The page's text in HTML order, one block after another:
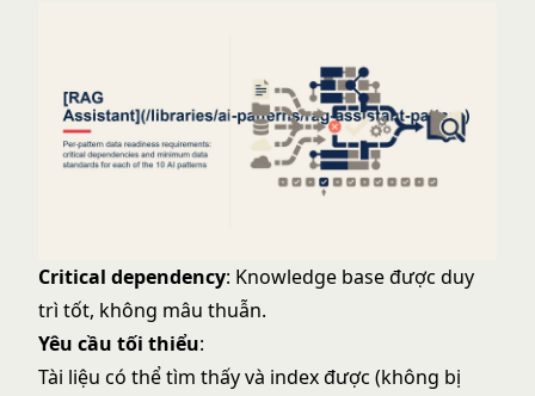
Critical dependency: Knowledge base được duy
trì tốt, không mâu thuẫn.
Yêu cầu tối thiểu:
Tài liệu có thể tìm thấy và index được (không bị